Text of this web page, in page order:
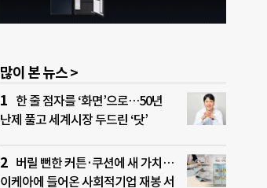
많이 본 뉴스 >
한 줄 점자를 ‘화면’으로…50년
난제 풀고 세계시장 두드린 ‘닷’
버릴 뻔한 커튼·쿠션에 새 가치…
이케아에 들어온 사회적기업 재봉 서